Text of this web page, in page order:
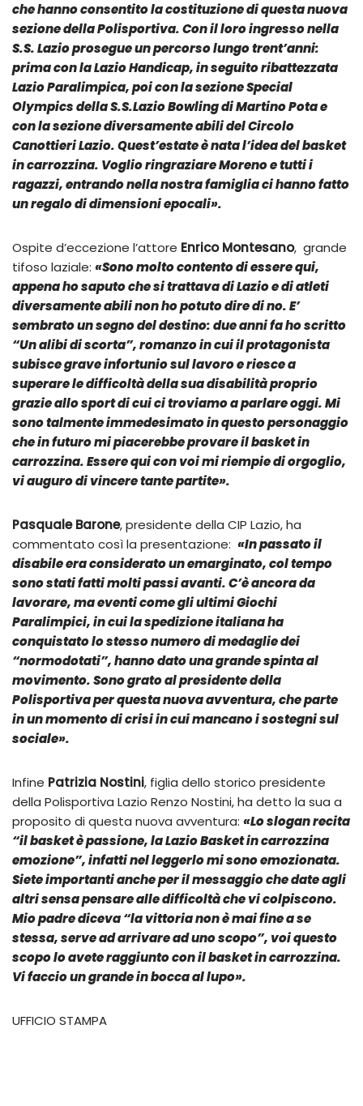
che hanno consentito la costituzione di questa nuova
sezione della Polisportiva. Con il loro ingresso nella
S.S. Lazio prosegue un percorso lungo trent’anni:
prima con la Lazio Handicap, in seguito ribattezzata
Lazio Paralimpica, poi con la sezione Special
Olympics della S.S.Lazio Bowling di Martino Pota e
con la sezione diversamente abili del Circolo
Canottieri Lazio. Quest’estate è nata l’idea del basket
in carrozzina. Voglio ringraziare Moreno e tutti i
ragazzi, entrando nella nostra famiglia ci hanno fatto
un regalo di dimensioni epocali».
Ospite d’eccezione l’attore Enrico Montesano, grande
tifoso laziale: «Sono molto contento di essere qui,
appena ho saputo che si trattava di Lazio e di atleti
diversamente abili non ho potuto dire di no. E’
sembrato un segno del destino: due anni fa ho scritto
“Un alibi di scorta”, romanzo in cui il protagonista
subisce grave infortunio sul lavoro e riesce a
superare le difficoltà della sua disabilità proprio
grazie allo sport di cui ci troviamo a parlare oggi. Mi
sono talmente immedesimato in questo personaggio
che in futuro mi piacerebbe provare il basket in
carrozzina. Essere qui con voi mi riempie di orgoglio,
vi auguro di vincere tante partite».
Pasquale Barone, presidente della CIP Lazio, ha
commentato così la presentazione: «In passato il
disabile era considerato un emarginato, col tempo
sono stati fatti molti passi avanti. C’è ancora da
lavorare, ma eventi come gli ultimi Giochi
Paralimpici, in cui la spedizione italiana ha
conquistato lo stesso numero di medaglie dei
“normodotati”, hanno dato una grande spinta al
movimento. Sono grato al presidente della
Polisportiva per questa nuova avventura, che parte
in un momento di crisi in cui mancano i sostegni sul
sociale».
Infine Patrizia Nostini, figlia dello storico presidente
della Polisportiva Lazio Renzo Nostini, ha detto la sua a
proposito di questa nuova avventura: «Lo slogan recita
“il basket è passione, la Lazio Basket in carrozzina
emozione”, infatti nel leggerlo mi sono emozionata.
Siete importanti anche per il messaggio che date agli
altri sensa pensare alle difficoltà che vi colpiscono.
Mio padre diceva “la vittoria non è mai fine a se
stessa, serve ad arrivare ad uno scopo”, voi questo
scopo lo avete raggiunto con il basket in carrozzina.
Vi faccio un grande in bocca al lupo».
UFFICIO STAMPA